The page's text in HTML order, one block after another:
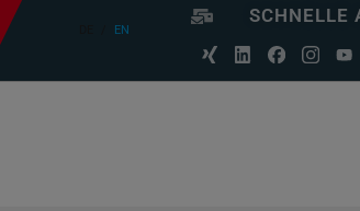
EN
SCHNELLE